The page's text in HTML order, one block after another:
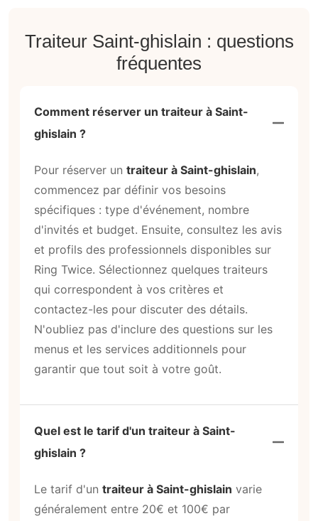
Traiteur Saint-ghislain : questions
fréquentes
Comment réserver un traiteur à Saint-
ghislain ?
Pour réserver un traiteur à Saint-ghislain,
commencez par définir vos besoins
spécifiques : type d'événement, nombre
d'invités et budget. Ensuite, consultez les avis
et profils des professionnels disponibles sur
Ring Twice. Sélectionnez quelques traiteurs
qui correspondent à vos critères et
contactez-les pour discuter des détails.
N'oubliez pas d'inclure des questions sur les
menus et les services additionnels pour
garantir que tout soit à votre goût.
Quel est le tarif d'un traiteur à Saint-
ghislain ?
Le tarif d'un traiteur à Saint-ghislain varie
généralement entre 20€ et 100€ par